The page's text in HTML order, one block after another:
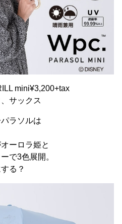
mini¥3,200+tax
サックス
ラソルは
ーロラ姫と
で3色展開。
る？